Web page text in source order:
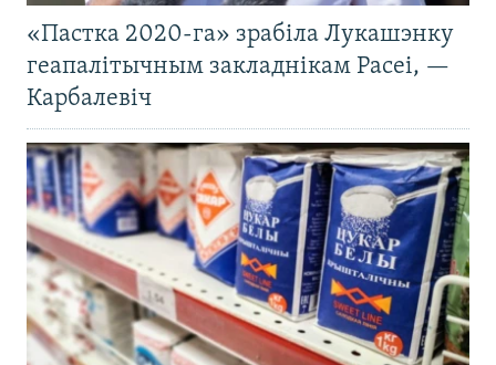
«Пастка 2020-га» зрабіла Лукашэнку
геапалітычным закладнікам Расеі, —
Карбалевіч